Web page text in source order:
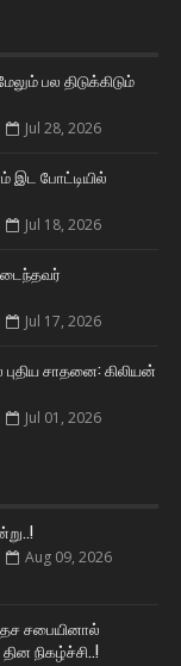
பல திடுக்கிடும்
Jul 28, 2026
இட போட்டியில்
Jul 18, 2026
Jul 17, 2026
சாதனை: கிலியன்
Jul 01, 2026
Aug 09, 2026
சபையினால்
நிகழ்ச்சி..!